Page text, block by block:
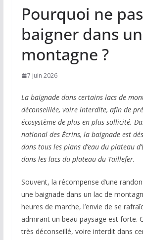
Pourquoi ne
baigner dans
montagne ?
7 juin 2026
La baignade dans certains lacs de
déconseillée, voire interdite, afin de
écosystème de plus en plus sollicité.
national des Écrins, la baignade est
dans tous les plans d’eau du plateau
dans les lacs du plateau du Taillefer.
Souvent, la récompense d’une
une baignade dans un lac de
heures de marche, l’envie de se
admirant un beau paysage est forte.
très déconseillé, voire interdit dans